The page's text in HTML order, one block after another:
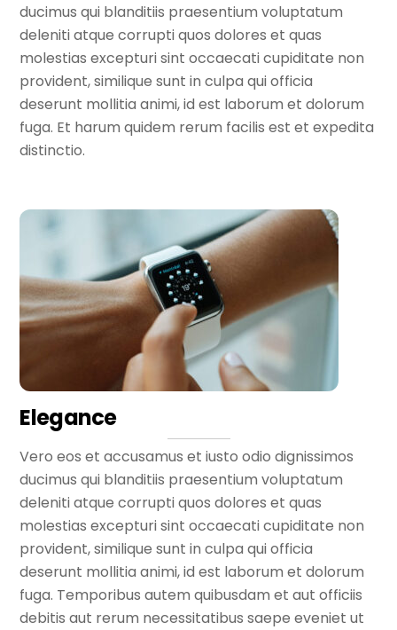
ducimus qui blanditiis praesentium voluptatum
deleniti atque corrupti quos dolores et quas
molestias excepturi sint occaecati cupiditate non
provident, similique sunt in culpa qui officia
deserunt mollitia animi, id est laborum et dolorum
fuga. Et harum quidem rerum facilis est et expedita
distinctio.
Elegance
Vero eos et accusamus et iusto odio dignissimos
ducimus qui blanditiis praesentium voluptatum
deleniti atque corrupti quos dolores et quas
molestias excepturi sint occaecati cupiditate non
provident, similique sunt in culpa qui officia
deserunt mollitia animi, id est laborum et dolorum
fuga. Temporibus autem quibusdam et aut officiis
debitis aut rerum necessitatibus saepe eveniet ut